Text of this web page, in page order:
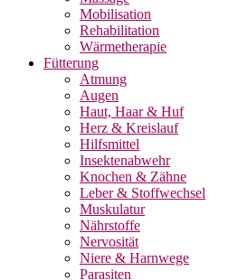
Mobilisation
Rehabilitation
Wärmetherapie
Fütterung
Atmung
Augen
Haut, Haar & Huf
Herz & Kreislauf
Hilfsmittel
Insektenabwehr
Knochen & Zähne
Leber & Stoffwechsel
Muskulatur
Nährstoffe
Nervosität
Niere & Harnwege
Parasiten